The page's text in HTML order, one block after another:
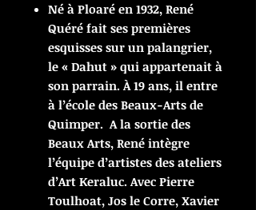
Né à Ploaré en 1932, René
Quéré fait ses premières
esquisses sur un palangrier,
le « Dahut » qui appartenait à
son parrain. À 19 ans, il entre
à l’école des Beaux-Arts de
Quimper. A la sortie des
Beaux Arts, René intègre
l’équipe d’artistes des ateliers
d’Art Keraluc. Avec Pierre
Toulhoat, Jos le Corre, Xavier